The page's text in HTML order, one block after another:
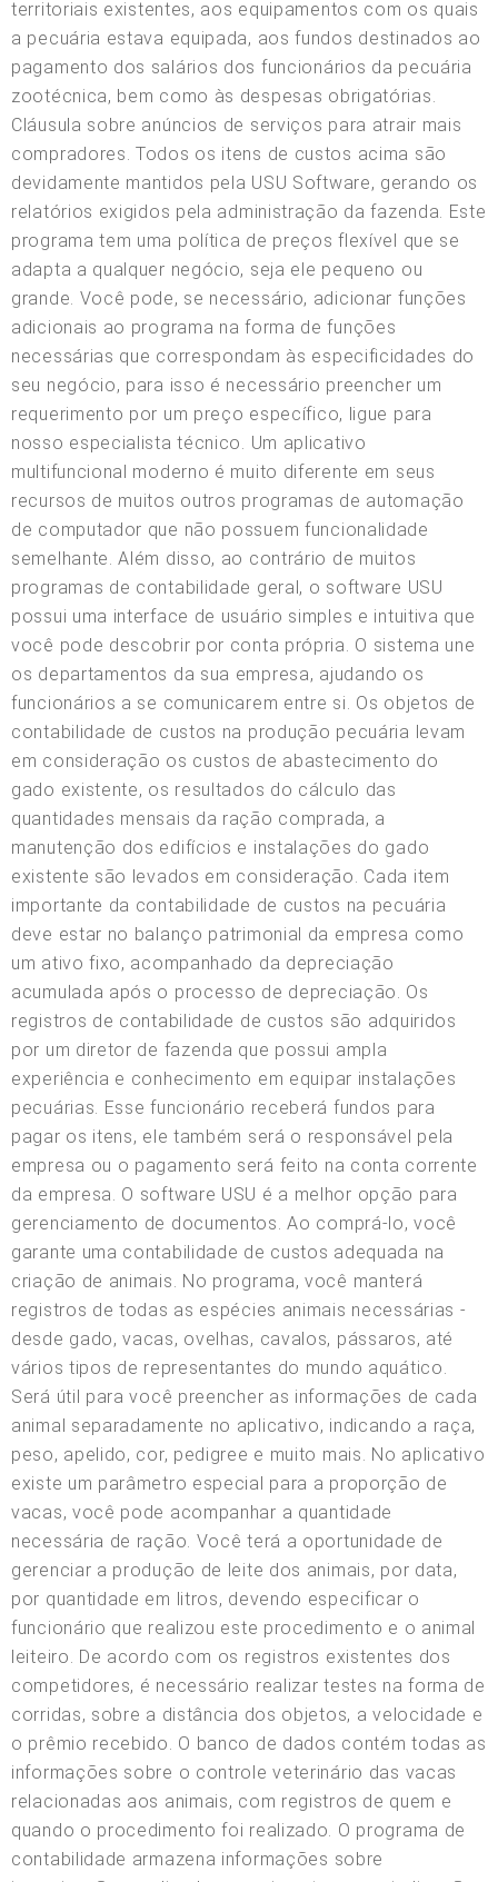
territoriais existentes, aos equipamentos com os quais
a pecuária estava equipada, aos fundos destinados ao
pagamento dos salários dos funcionários da pecuária
zootécnica, bem como às despesas obrigatórias.
Cláusula sobre anúncios de serviços para atrair mais
compradores. Todos os itens de custos acima são
devidamente mantidos pela USU Software, gerando os
relatórios exigidos pela administração da fazenda. Este
programa tem uma política de preços flexível que se
adapta a qualquer negócio, seja ele pequeno ou
grande. Você pode, se necessário, adicionar funções
adicionais ao programa na forma de funções
necessárias que correspondam às especificidades do
seu negócio, para isso é necessário preencher um
requerimento por um preço específico, ligue para
nosso especialista técnico. Um aplicativo
multifuncional moderno é muito diferente em seus
recursos de muitos outros programas de automação
de computador que não possuem funcionalidade
semelhante. Além disso, ao contrário de muitos
programas de contabilidade geral, o software USU
possui uma interface de usuário simples e intuitiva que
você pode descobrir por conta própria. O sistema une
os departamentos da sua empresa, ajudando os
funcionários a se comunicarem entre si. Os objetos de
contabilidade de custos na produção pecuária levam
em consideração os custos de abastecimento do
gado existente, os resultados do cálculo das
quantidades mensais da ração comprada, a
manutenção dos edifícios e instalações do gado
existente são levados em consideração. Cada item
importante da contabilidade de custos na pecuária
deve estar no balanço patrimonial da empresa como
um ativo fixo, acompanhado da depreciação
acumulada após o processo de depreciação. Os
registros de contabilidade de custos são adquiridos
por um diretor de fazenda que possui ampla
experiência e conhecimento em equipar instalações
pecuárias. Esse funcionário receberá fundos para
pagar os itens, ele também será o responsável pela
empresa ou o pagamento será feito na conta corrente
da empresa. O software USU é a melhor opção para
gerenciamento de documentos. Ao comprá-lo, você
garante uma contabilidade de custos adequada na
criação de animais. No programa, você manterá
registros de todas as espécies animais necessárias -
desde gado, vacas, ovelhas, cavalos, pássaros, até
vários tipos de representantes do mundo aquático.
Será útil para você preencher as informações de cada
animal separadamente no aplicativo, indicando a raça,
peso, apelido, cor, pedigree e muito mais. No aplicativo
existe um parâmetro especial para a proporção de
vacas, você pode acompanhar a quantidade
necessária de ração. Você terá a oportunidade de
gerenciar a produção de leite dos animais, por data,
por quantidade em litros, devendo especificar o
funcionário que realizou este procedimento e o animal
leiteiro. De acordo com os registros existentes dos
competidores, é necessário realizar testes na forma de
corridas, sobre a distância dos objetos, a velocidade e
o prêmio recebido. O banco de dados contém todas as
informações sobre o controle veterinário das vacas
relacionadas aos animais, com registros de quem e
quando o procedimento foi realizado. O programa de
contabilidade armazena informações sobre